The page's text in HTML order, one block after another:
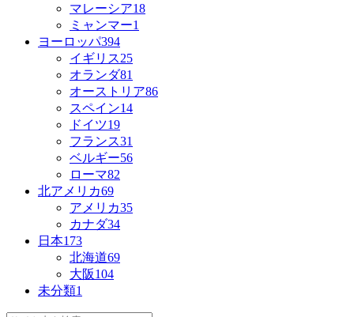
マレーシア18
ミャンマー1
ヨーロッパ394
イギリス25
オランダ81
オーストリア86
スペイン14
ドイツ19
フランス31
ベルギー56
ローマ82
北アメリカ69
アメリカ35
カナダ34
日本173
北海道69
大阪104
未分類1